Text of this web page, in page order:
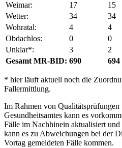
Weimar:
17 15
Wetter:
34 34
Wohratal:
4 4
Obdachlos:
0 0
Unklar*:
3 2
Gesamt MR-BID: 690 694
* hier läuft aktuell noch die
Fallermittlung.
Im Rahmen von
Gesundheitsamtes kann es
Fälle im Nachhinein aktualisiert
kann es zu Abweichungen bei der
Vortag gemeldeten Fälle kommen.